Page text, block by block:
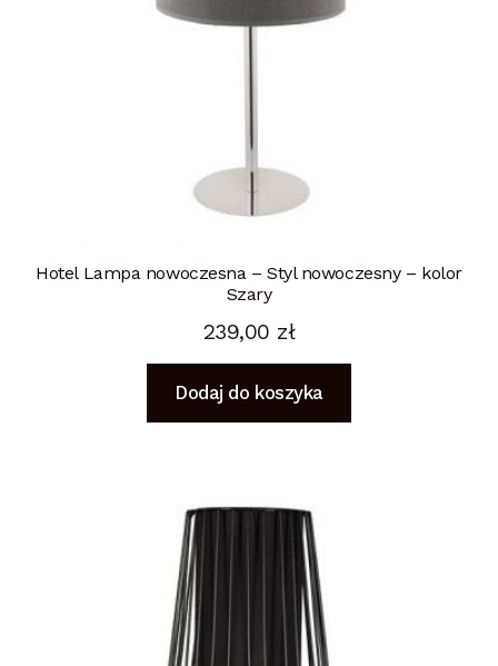
Hotel Lampa nowoczesna – Styl nowoczesny – kolor
Szary
239,00 zł
Dodaj do koszyka